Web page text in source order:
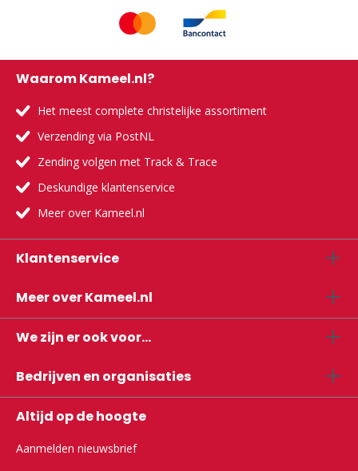
Waarom Kameel.nl?
Het meest complete christelijke assortiment
Verzending via PostNL
Zending volgen met Track & Trace
Deskundige klantenservice
Meer over Kameel.nl
Klantenservice
Meer over Kameel.nl
We zijn er ook voor...
Bedrijven en organisaties
Altijd op de hoogte
Aanmelden nieuwsbrief